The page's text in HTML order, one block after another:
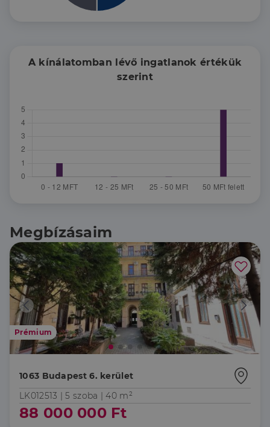
A kínálatomban lévő ingatlanok értékük
szerint
Megbízásaim
Prémium
1063 Budapest 6. kerület
LK012513 |5 szoba | 40 m²
88 000 000 Ft